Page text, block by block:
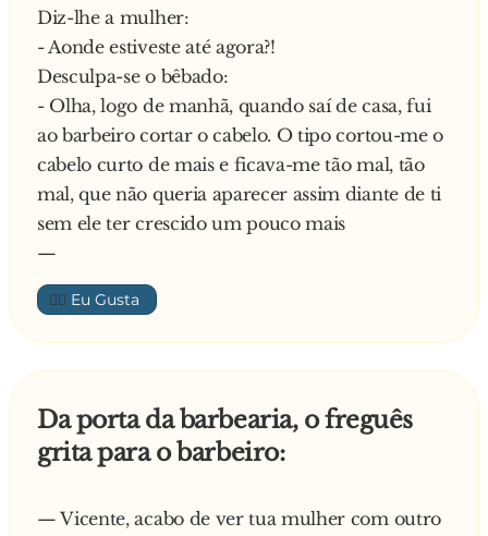
Diz-lhe a mulher:
- Aonde estiveste até agora?!
Desculpa-se o bêbado:
- Olha, logo de manhã, quando saí de casa, fui
ao barbeiro cortar o cabelo. O tipo cortou-me o
cabelo curto de mais e ficava-me tão mal, tão
mal, que não queria aparecer assim diante de ti
sem ele ter crescido um pouco mais
—
👍🏼
Da porta da barbearia, o freguês
grita para o barbeiro:
— Vicente, acabo de ver tua mulher com outro